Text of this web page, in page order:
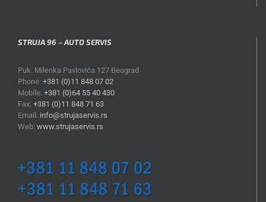
STRUJA 96 – AUTO SERVIS
Puk. Milenka Pavlovića 127 Beograd
Phone: +381 (0)11 848 07 02
Mobile: +381 (0)64 55 40 430
Fax: +381 (0)11 848 71 63
Email: info@strujaservis.rs
Web: www.strujaservis.rs